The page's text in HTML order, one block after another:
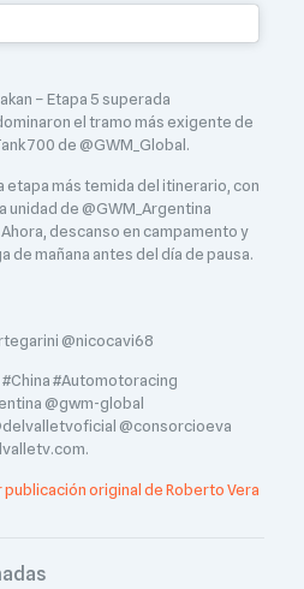
– Etapa 5 superada
el tramo más exigente de
700 de @GWM_Global.
etapa más temida del itinerario, con
unidad de @GWM_Argentina
descanso en campamento y
de mañana antes del día de pausa.
@nicocavi68
#China #Automotoracing
@gwm-global
@consorcioeva
publicación original de Roberto Vera